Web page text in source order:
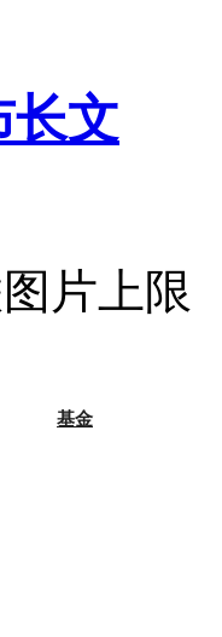
长文
片上限
基金